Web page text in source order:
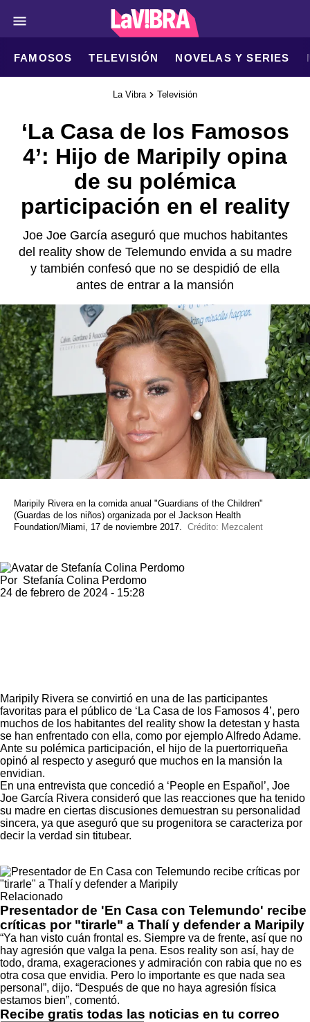
FAMOSOS TELEVISIÓN NOVELAS Y SERIES
La Vibra Televisión
‘La Casa de los Famosos
4’: Hijo de Maripily opina
de su polémica
participación en el reality
Joe Joe García aseguró que muchos habitantes
del reality show de Telemundo envida a su madre
y también confesó que no se despidió de ella
antes de entrar a la mansión
Maripily Rivera en la comida anual "Guardians of the Children"
(Guardas de los niños) organizada por el Jackson Health
Foundation/Miami, 17 de noviembre 2017. Crédito: Mezcalent
Por Stefanía Colina Perdomo
24 de febrero de 2024 - 15:28
Maripily Rivera se convirtió en una de las participantes
favoritas para el público de ‘La Casa de los Famosos 4’, pero
muchos de los habitantes del reality show la detestan y hasta
se han enfrentado con ella, como por ejemplo Alfredo Adame.
Ante su polémica participación, el hijo de la puertorriqueña
opinó al respecto y aseguró que muchos en la mansión la
envidian.
En una entrevista que concedió a ‘People en Español’, Joe
Joe García Rivera consideró que las reacciones que ha tenido
su madre en ciertas discusiones demuestran su personalidad
sincera, ya que aseguró que su progenitora se caracteriza por
decir la verdad sin titubear.
Relacionado
Presentador de 'En Casa con Telemundo' recibe
críticas por "tirarle" a Thalí y defender a Maripily
“Ya han visto cuán frontal es. Siempre va de frente, así que no
hay agresión que valga la pena. Esos reality son así, hay de
todo, drama, exageraciones y admiración con rabia que no es
otra cosa que envidia. Pero lo importante es que nada sea
personal”, dijo. “Después de que no haya agresión física
estamos bien”, comentó.
Recibe gratis todas las noticias en tu correo